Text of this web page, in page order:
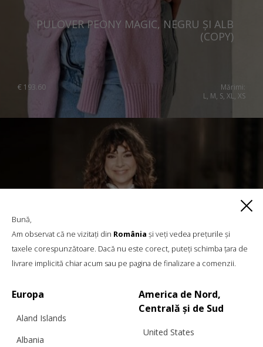
PULOVER PEONY MAGIC, NEGRU ȘI ALB
(COPY)
€ 193.60
Mărimi:
L, M, S, XL, XS
Bună,
Am observat că ne vizitați din România și veți vedea prețurile și
taxele corespunzătoare. Dacă nu este corect, puteți schimba țara de
livrare implicită chiar acum sau pe pagina de finalizare a comenzii.
Europa
Aland Islands
Albania
America de Nord,
Centrală și de Sud
United States